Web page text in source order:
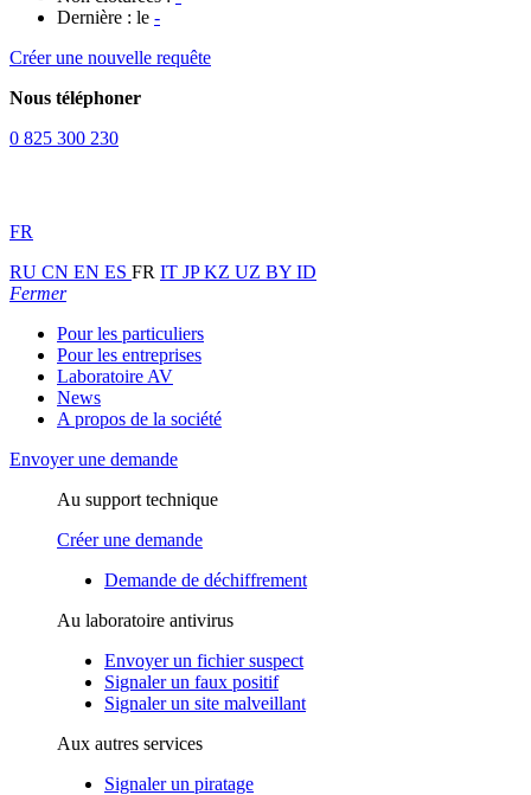
Dernière : le -
Créer une nouvelle requête
Nous téléphoner
0 825 300 230
FR
RU CN EN ES FR IT JPKZ UZ BY ID
Fermer
Pour les particuliers
Pour les entreprises
Laboratoire AV
News
A propos de la société
Envoyer une demande
Au support technique
Créer une demande
Demande de déchiffrement
Au laboratoire antivirus
Envoyer un fichier suspect
Signaler un faux positif
Signaler un site malveillant
Aux autres services
Signaler un piratage